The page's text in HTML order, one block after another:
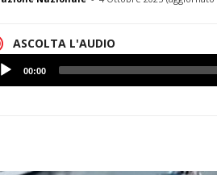
ASCOLTA L'AUDIO
00:00